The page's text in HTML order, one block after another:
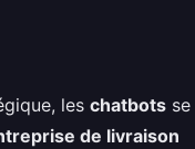
les chatbots se
de livraison